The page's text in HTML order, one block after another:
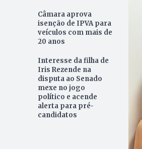
Câmara aprova
isenção de IPVA para
veículos com mais de
20 anos
Interesse da filha de
Iris Rezende na
disputa ao Senado
mexe no jogo
político e acende
alerta para pré-
candidatos